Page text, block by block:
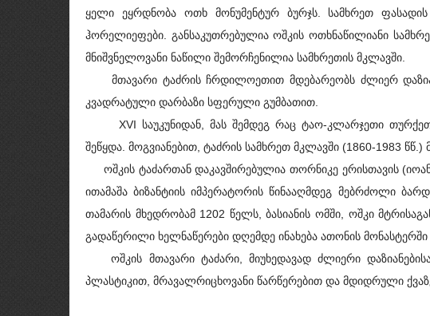
ყელი ეყრდნობა ოთხ მონუმენტურ ბურჯს. სამხრეთ
ჰორელიეფები. განსაკუთრებულია ოშკის ოთხნაწილიანი
მნიშვნელოვანი ნაწილი შემორჩენილია სამხრეთის მკლავში.
მთავარი ტაძრის ჩრდილოეთით მდებარეობს ძლიერ
კვადრატული დარბაზი სფერული გუმბათით.
XVI საუკუნიდან, მას შემდეგ რაც ტაო-კლარჯეთი
შეწყდა. მოგვიანებით, ტაძრის სამხრეთ მკლავში (1860-1983 წწ.)
ოშკის ტაძართან დაკავშირებულია თორნიკე ერისთავის
ითამაშა ბიზანტიის იმპერატორის წინააღმდეგ მებრძოლი
თამარის მხედრობამ 1202 წელს, ბასიანის ომში, ოშკი
გადაწერილი ხელნაწერები დღემდე ინახება ათონის
ოშკის მთავარი ტაძარი, მიუხედავად ძლიერი
პლასტიკით, მრავალრიცხოვანი წარწერებით და მდიდრული